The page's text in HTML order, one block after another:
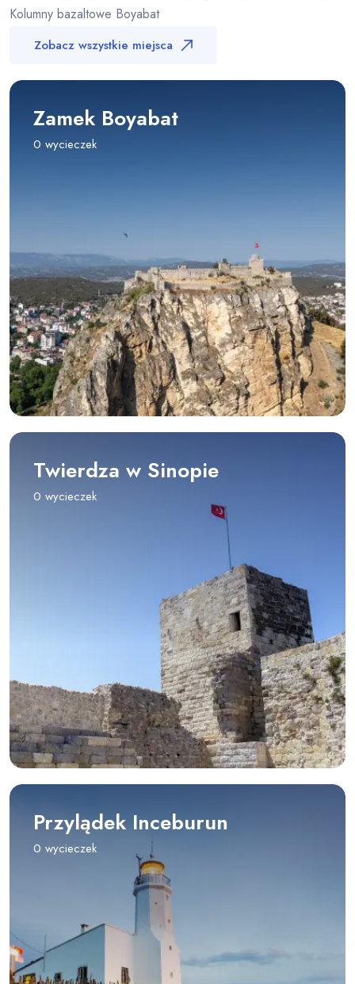
Kolumny bazaltowe Boyabat
Zobacz wszystkie miejsca
Zamek Boyabat
0 wycieczek
Twierdza w Sinopie
0 wycieczek
Przylądek Inceburun
0 wycieczek